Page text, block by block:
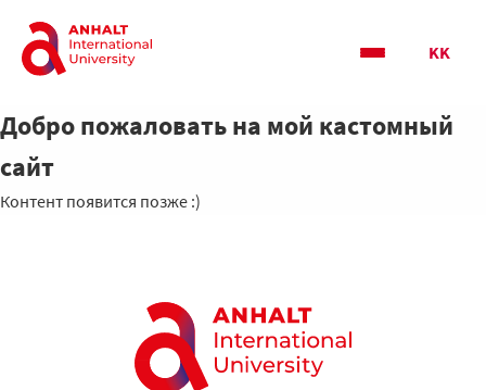
KK
Добро пожаловать на мой кастомный
сайт
Контент появится позже :)